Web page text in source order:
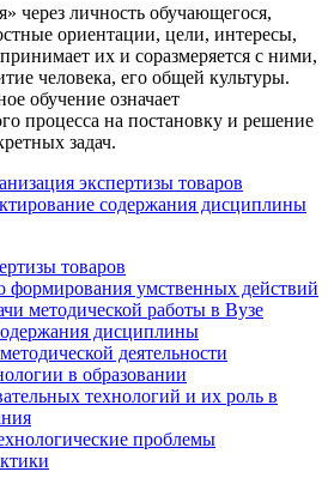
через личность обучающегося,
ориентации, цели, интересы,
их и соразмеряется с ними,
человека, его общей культуры.
обучение означает
процесса на постановку и решение
задач.
экспертизы товаров
содержания дисциплины
товаров
формирования умственных действий
методической работы в Вузе
дисциплины
деятельности
в образовании
технологий и их роль в
проблемы